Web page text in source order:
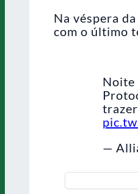
Na véspera
com o último
Noite
—